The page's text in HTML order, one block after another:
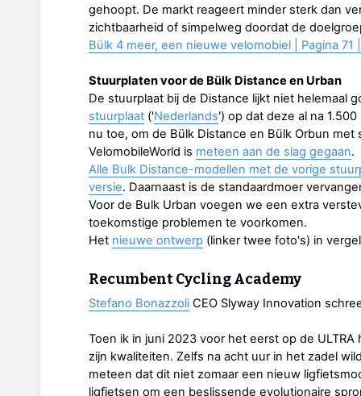
gehoopt. De markt reageert minder sterk dan
zichtbaarheid of simpelweg doordat de
Bülk 4 meer, een nieuwe velomobiel | Pagina 71
Stuurplaten voor de Bülk Distance en Urban
De stuurplaat bij de Distance lijkt niet helemaal
stuurplaat ('Nederlands') op dat deze al na
nu toe, om de Bülk Distance en Bülk Orbun
VelomobileWorld is meteen aan de slag gegaan.
Alle Bulk Distance-modellen met de vorige
versie. Daarnaast is de standaardmoer
Voor de Bulk Urban voegen we een extra
toekomstige problemen te voorkomen.
Het nieuwe ontwerp (linker twee foto's) in
Recumbent Cycling Academy
Stefano Bonazzoli CEO Slyway Innovation
Toen ik in juni 2023 voor het eerst op de
zijn kwaliteiten. Zelfs na acht uur in het zadel
meteen dat dit niet zomaar een nieuw
ligfietsen om een beslissende evolutionaire